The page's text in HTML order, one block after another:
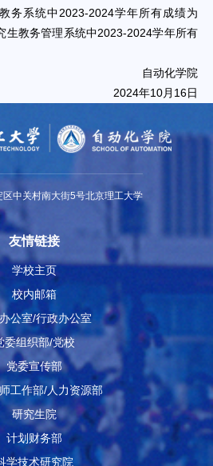
务系统中2023-2024学年所有成绩为
生教务管理系统中2023-2024学年所有
自动化学院
2024年10月16日
中关村南大街5号北京理工大学
友情链接
学校主页
校内邮箱
公室/行政办公室
委组织部/党校
党委宣传部
工作部/人力资源部
研究生院
计划财务部
学技术研究院